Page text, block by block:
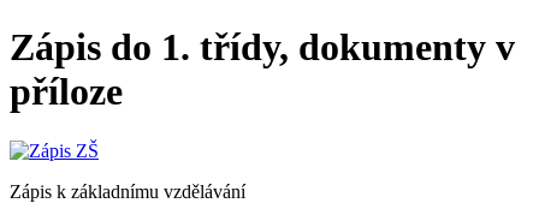
Zápis do 1. třídy, dokumenty v
příloze
Zápis k základnímu vzdělávání